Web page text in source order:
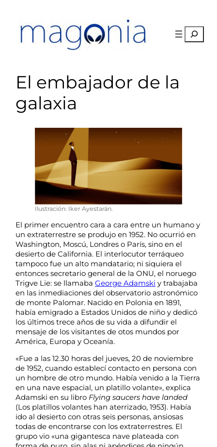
contenido
Buscar
El embajador de la
galaxia
Ilustración: Iker Ayestarán.
El primer encuentro cara a cara entre un humano y
un extraterrestre se produjo en 1952. No ocurrió en
Washington, Moscú, Londres o París, sino en el
desierto de California. El interlocutor terráqueo
tampoco fue un alto mandatario; ni siquiera el
entonces secretario general de la ONU, el noruego
Trigve Lie: se llamaba George Adamski y trabajaba
en las inmediaciones del observatorio astronómico
de monte Palomar. Nacido en Polonia en 1891,
había emigrado a Estados Unidos de niño y dedicó
los últimos trece años de su vida a difundir el
mensaje de los visitantes de otos mundos por
América, Europa y Oceanía.
«Fue a las 12.30 horas del jueves, 20 de noviembre
de 1952, cuando establecí contacto en persona con
un hombre de otro mundo. Había venido a la Tierra
en una nave espacial, un platillo volante», explica
Adamski en su libro Flying saucers have landed
(Los platillos volantes han aterrizado, 1953). Había
ido al desierto con otras seis personas, ansiosas
todas de encontrarse con los extraterrestres. El
grupo vio «una gigantesca nave plateada con